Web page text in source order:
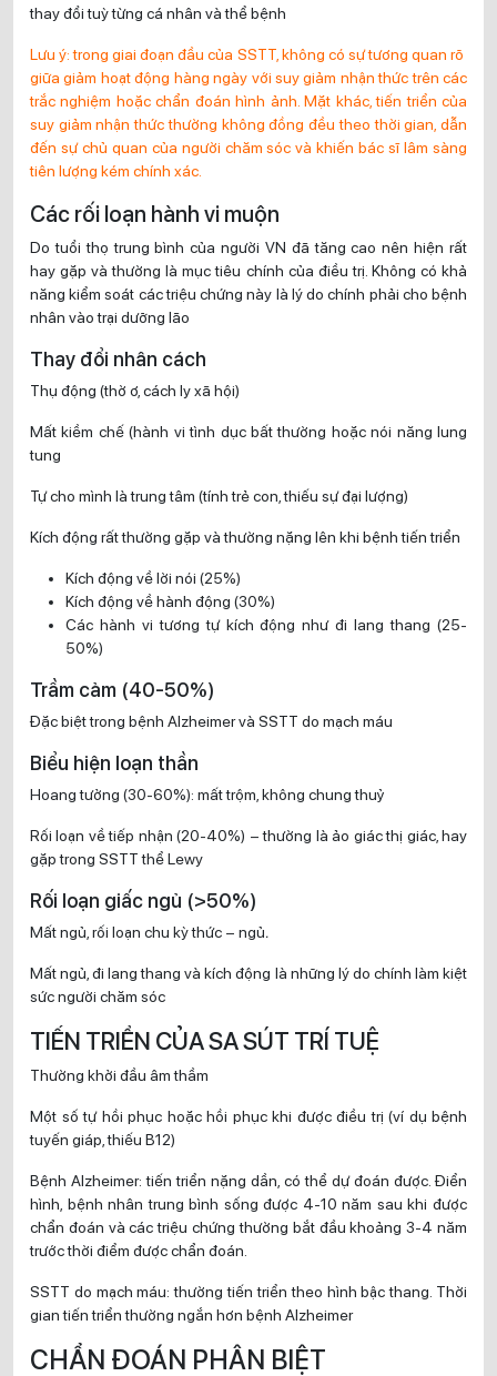
thay đổi tuỳ từng cá nhân và thể bệnh
Lưu ý: trong giai đoạn đầu của SSTT, không có sự tương quan rõ
giữa giảm hoạt động hàng ngày với suy giảm nhận thức trên các
trắc nghiệm hoặc chẩn đoán hình ảnh. Mặt khác, tiến triển của
suy giảm nhận thức thường không đồng đều theo thời gian, dẫn
đến sự chủ quan của người chăm sóc và khiến bác sĩ lâm sàng
tiên lượng kém chính xác.
Các rối loạn hành vi muộn
Do tuổi thọ trung bình của người VN đã tăng cao nên hiện rất
hay gặp và thường là mục tiêu chính của điều trị. Không có khả
năng kiểm soát các triệu chứng này là lý do chính phải cho bệnh
nhân vào trại dưỡng lão
Thay đổi nhân cách
Thụ động (thờ ơ, cách ly xã hội)
Mất kiềm chế (hành vi tình dục bất thường hoặc nói năng lung
tung
Tự cho mình là trung tâm (tính trẻ con, thiếu sự đại lượng)
Kích động rất thường gặp và thường nặng lên khi bệnh tiến triển
Kích động về lời nói (25%)
Kích động về hành động (30%)
Các hành vi tương tự kích động như đi lang thang (25-
50%)
Trầm cảm (40-50%)
Đặc biệt trong bệnh Alzheimer và SSTT do mạch máu
Biểu hiện loạn thần
Hoang tưởng (30-60%): mất trộm, không chung thuỷ
Rối loạn về tiếp nhận (20-40%) – thường là ảo giác thị giác, hay
gặp trong SSTT thể Lewy
Rối loạn giấc ngủ (>50%)
Mất ngủ, rối loạn chu kỳ thức – ngủ.
Mất ngủ, đi lang thang và kích động là những lý do chính làm kiệt
sức người chăm sóc
TIẾN TRIỂN CỦA SA SÚT TRÍ TUỆ
Thường khởi đầu âm thầm
Một số tự hồi phục hoặc hồi phục khi được điều trị (ví dụ bệnh
tuyến giáp, thiếu B12)
Bệnh Alzheimer: tiến triển nặng dần, có thể dự đoán được. Điển
hình, bệnh nhân trung bình sống được 4-10 năm sau khi được
chẩn đoán và các triệu chứng thường bắt đầu khoảng 3-4 năm
trước thời điểm được chẩn đoán.
SSTT do mạch máu: thường tiến triển theo hình bậc thang. Thời
gian tiến triển thường ngắn hơn bệnh Alzheimer
CHẨN ĐOÁN PHÂN BIỆT